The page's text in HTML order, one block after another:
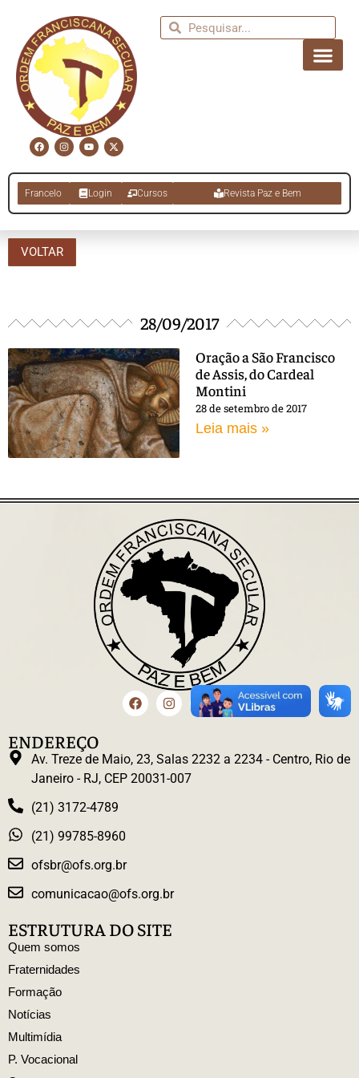
Francelo Login Cursos Revista Paz e Bem
VOLTAR
28/09/2017
Oração a São Francisco
de Assis, do Cardeal
Montini
28 de setembro de 2017
Leia mais »
ENDEREÇO
Av. Treze de Maio, 23, Salas 2232 a 2234 - Centro, Rio de
Janeiro - RJ, CEP 20031-007
(21) 3172-4789
(21) 99785-8960
ofsbr@ofs.org.br
comunicacao@ofs.org.br
ESTRUTURA DO SITE
Quem somos
Fraternidades
Formação
Notícias
Multimídia
P. Vocacional